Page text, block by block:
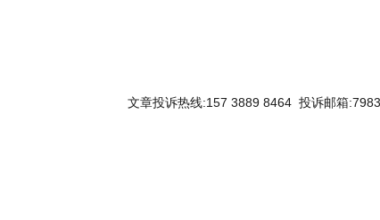
文章投诉热线:157 3889 8464 投诉邮箱